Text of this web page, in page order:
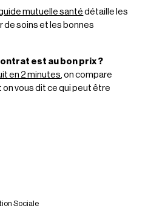
Sociale
mutuelle santé détaille les
de soins et les bonnes
est au bon prix ?
en 2 minutes, on compare
vous dit ce qui peut être